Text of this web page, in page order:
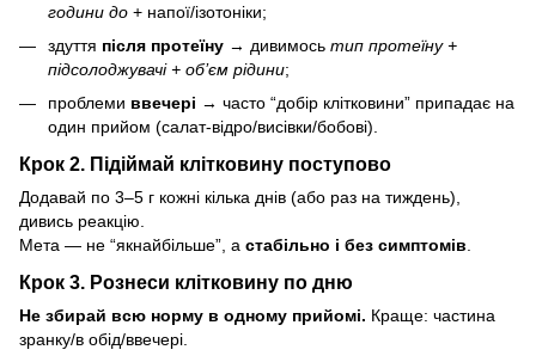
години до + напої/ізотоніки;
здуття після протеїну → дивимось тип протеїну +
підсолоджувачі + об’єм рідини;
проблеми ввечері → часто “добір клітковини” припадає на
один прийом (салат-відро/висівки/бобові).
Крок 2. Підіймай клітковину поступово
Додавай по 3–5 г кожні кілька днів (або раз на тиждень),
дивись реакцію.
Мета — не “якнайбільше”, а стабільно і без симптомів
Крок 3. Рознеси клітковину по дню
Не збирай всю норму в одному прийомі. Краще: частина
зранку/в обід/ввечері.